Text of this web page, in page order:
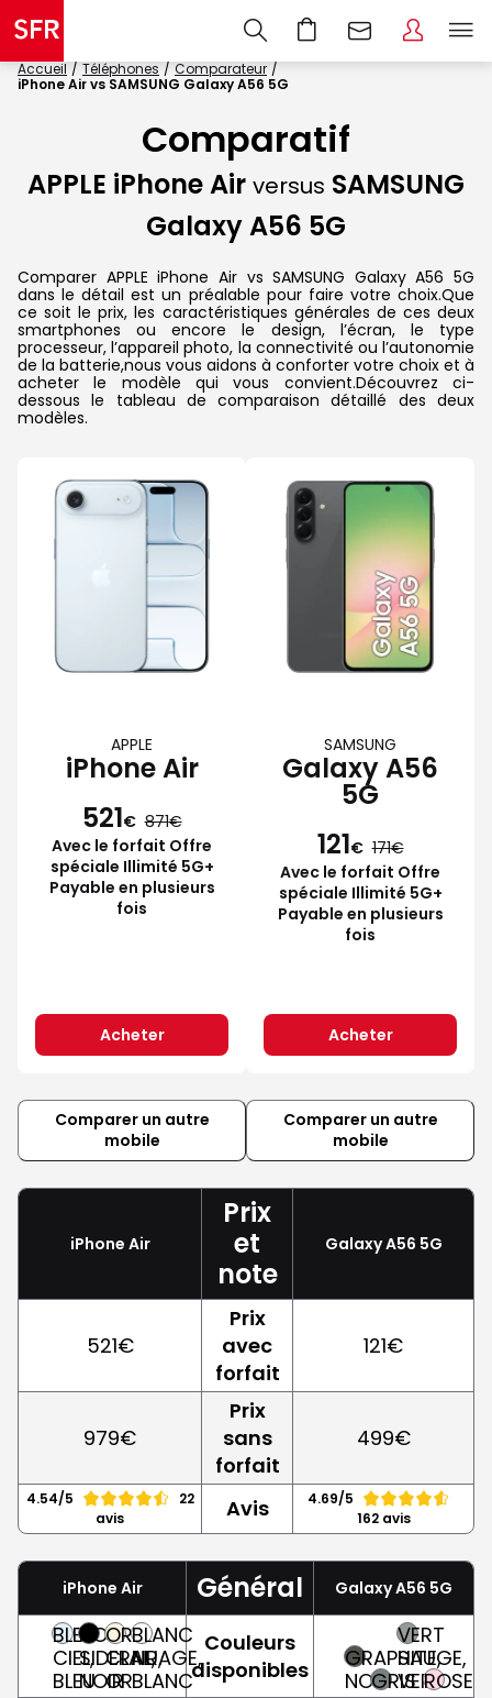
Accueil Téléphones
Comparateur
iPhone Air vs SAMSUNG Galaxy A56 5G
Comparatif
APPLE iPhone Air versus SAMSUNG
Galaxy A56 5G
Comparer APPLE iPhone Air vs SAMSUNG Galaxy A56 5G
dans le détail est un préalable pour faire votre choix.Que
ce soit le prix, les caractéristiques générales de ces deux
smartphones ou encore le design, l’écran, le type
processeur, l’appareil photo, la connectivité ou l’autonomie
de la batterie,nous vous aidons à conforter votre choix et à
acheter le modèle qui vous convient.Découvrez ci-
dessous le tableau de comparaison détaillé des deux
modèles.
APPLE
iPhone Air
521€ 871
Avec le forfait Offre
spéciale Illimité 5G+
Payable en plusieurs
fois
Acheter
SAMSUNG
Galaxy A56
5G
121€ 171
Avec le forfait Offre
spéciale Illimité 5G+
Payable en plusieurs
fois
Acheter
Comparer un autre
mobile
Comparer un autre
mobile
iPhone Air
Prix
et
note
Galaxy A56 5G
521€
Prix
avec
forfait
121€
979€
Prix
sans
forfait
499€
4.54/5
22
avis
Avis
4.69/5
162 avis
iPhone Air Général Galaxy A56 5G
BLEU
CIEL,
BLEU
NOIR
SIDERAL,
NOIR
OR
CLAIR,
OR
BLANC
NUAGE,
BLANC
Couleurs
disponibles
GRAPHITE,
NOIRGRIS
VERT
SAUGE,
VERTROSE